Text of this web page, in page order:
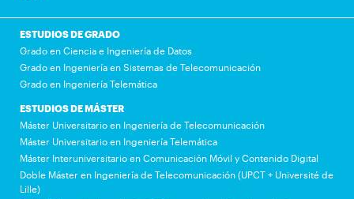
ESTUDIOS DE GRADO
Grado en Ciencia e Ingeniería de Datos
Grado en Ingeniería en Sistemas de Telecomunicación
Grado en Ingeniería Telemática
ESTUDIOS DE MÁSTER
Máster Universitario en Ingeniería de Telecomunicación
Máster Universitario en Ingeniería Telemática
Máster Interuniversitario en Comunicación Móvil y Contenido Digital
Doble Máster en Ingeniería de Telecomunicación (UPCT + Université de
Lille)